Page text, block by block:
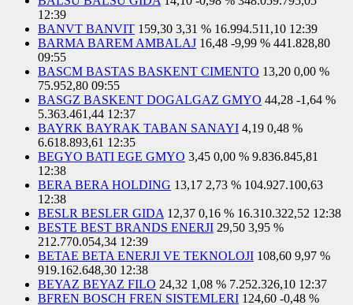
12:39
BANVT BANVIT 159,30 3,31 % 16.994.511,10 12:39
BARMA BAREM AMBALAJ 16,48 -9,99 % 441.828,80
09:55
BASCM BASTAS BASKENT CIMENTO 13,20 0,00 %
75.952,80 09:55
BASGZ BASKENT DOGALGAZ GMYO 44,28 -1,64 %
5.363.461,44 12:37
BAYRK BAYRAK TABAN SANAYI 4,19 0,48 %
6.618.893,61 12:35
BEGYO BATI EGE GMYO 3,45 0,00 % 9.836.845,81
12:38
BERA BERA HOLDING 13,17 2,73 % 104.927.100,63
12:38
BESLR BESLER GIDA 12,37 0,16 % 16.310.322,52 12:38
BESTE BEST BRANDS ENERJI 29,50 3,95 %
212.770.054,34 12:39
BETAE BETA ENERJI VE TEKNOLOJI 108,60 9,97 %
919.162.648,30 12:38
BEYAZ BEYAZ FILO 24,32 1,08 % 7.252.326,10 12:37
BFREN BOSCH FREN SISTEMLERI 124,60 -0,48 %